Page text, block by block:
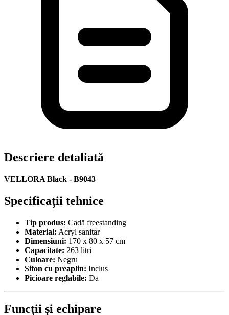
Descriere detaliată
VELLORA Black - B9043
Specificații tehnice
Tip produs: Cadă freestanding
Material: Acryl sanitar
Dimensiuni: 170 x 80 x 57 cm
Capacitate: 263 litri
Culoare: Negru
Sifon cu preaplin: Inclus
Picioare reglabile: Da
Funcții și echipare